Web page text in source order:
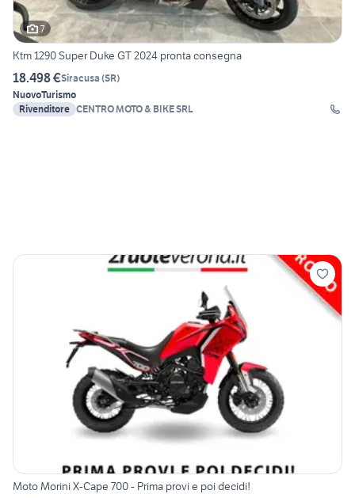
7
Ktm 1290 Super Duke GT 2024 pronta consegna
18.498 €Siracusa (SR)
NuovoTurismo
Rivenditore
CENTRO MOTO & BIKE SRL
Moto Morini X-Cape 700 - Prima provi e poi decidi!